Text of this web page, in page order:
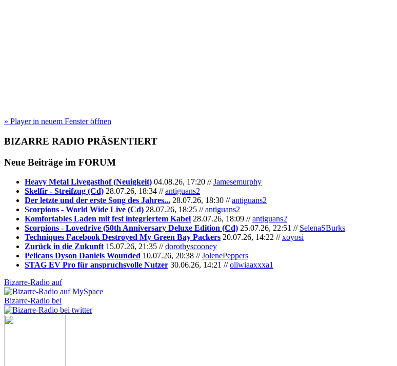
» Player in neuem Fenster öffnen
BIZARRE RADIO PRÄSENTIERT
Neue Beiträge im FORUM
Heavy Metal Livegasthof (Neuigkeit) 04.08.26, 17:20 //Jamesemurphy
Skelfir - Streifzug (Cd) 28.07.26, 18:34 //antiguans2
Der letzte und der erste Song des Jahres... 28.07.26, 18:30 //antiguans2
Scorpions - World Wide Live (Cd) 28.07.26, 18:25 //antiguans2
Komfortables Laden mit fest integriertem Kabel 28.07.26, 18:09 //antiguans2
Scorpions - Lovedrive (50th Anniversary Deluxe Edition (Cd) 25.07.26, 22:51 // SelenaSBurks
Techniques Facebook Destroyed My Green Bay Packers 20.07.26, 14:22 //xoyosi
Zurück in die Zukunft 15.07.26, 21:35 //dorothyscooney
Pelicans Dyson Daniels Wounded 10.07.26, 20:38 //JolenePeppers
STAG EV Pro für anspruchsvolle Nutzer 30.06.26, 14:21 //oliwiaaxxxa1
Bizarre-Radio auf
Bizarre-Radio bei